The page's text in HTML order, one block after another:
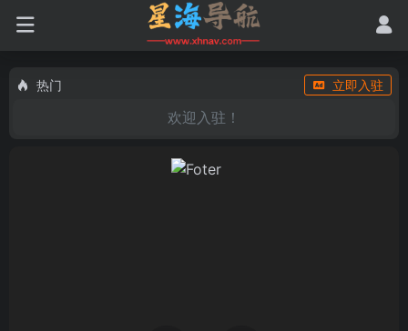
热门 立即入驻
欢迎入驻！